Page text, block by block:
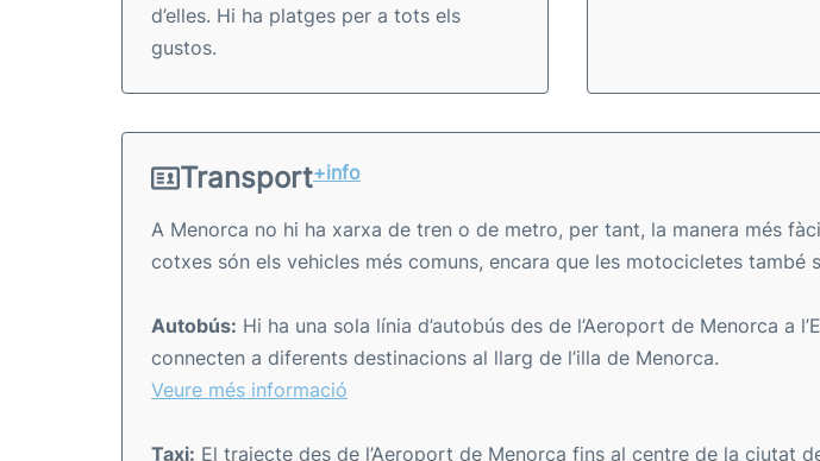
d’elles. Hi ha platges per a tots els
gustos.
Transport+info
A Menorca no hi ha xarxa de tren o de metro, per tant, la manera més
cotxes són els vehicles més comuns, encara que les motocicletes també
Autobús: Hi ha una sola línia d’autobús des de l’Aeroport de Menorca a
connecten a diferents destinacions al llarg de l’illa de Menorca.
Veure més informació
Taxi: El trajecte des de l’Aeroport de Menorca fins al centre de la ciutat